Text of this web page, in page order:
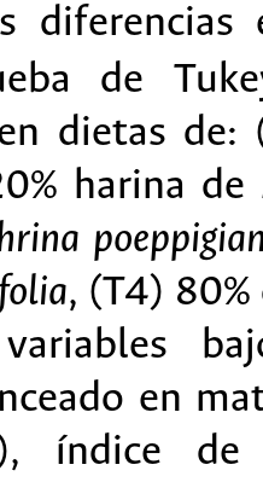
de
dietas de:
harina de
, (T4)
en
índice de